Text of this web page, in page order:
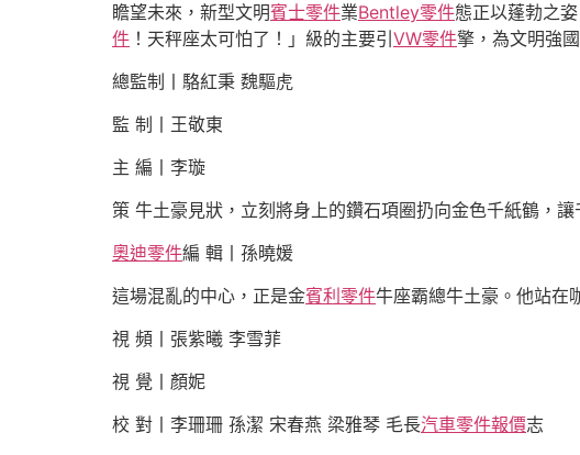
瞻望未來，新型文明賓士零件業Bentley零件態正以蓬勃之
件 ！天秤座太可怕了！」級的主要引 VW零件擎，為文明強
總監制丨駱紅秉 魏驅虎
監 制丨王敬東
主 編丨李璇
策 牛土豪見狀，立刻將身上的鑽石項圈扔向金色千紙鶴，
奧迪零件編 輯丨孫曉媛
這場混亂的中心，正是金賓利零件牛座霸總牛土豪。他站在
視 頻丨張紫曦 李雪菲
視 覺丨顏妮
校 對丨李珊珊 孫潔 宋春燕 梁雅琴 毛長汽車零件報價志